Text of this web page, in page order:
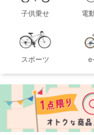
子供乗せ 電
スポーツ